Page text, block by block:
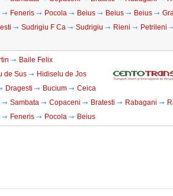
Feneris Pocola Beius Beius Beius
Sudrigiu F Ca Sudrigiu Rieni
Petrileni
Baile Felix
de Sus
Hidiselu de Jos
Dragesti Bucium
Ceica
Sambata Copaceni Bratesti Rabagani
Feneris Pocola Beius